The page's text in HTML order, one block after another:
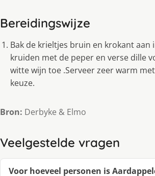
Bereidingswijze
Bak de krieltjes bruin en krokant aan
kruiden met de peper en verse dille
witte wijn toe .Serveer zeer warm
keuze.
Bron: Derbyke & Elmo
Veelgestelde vragen
Voor hoeveel personen is